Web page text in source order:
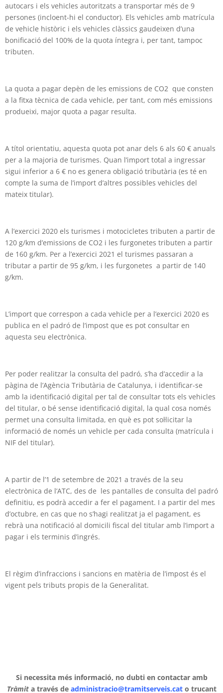
autocars i els vehicles autoritzats a transportar més de 9
persones (incloent-hi el conductor). Els vehicles amb matrícula
de vehicle històric i els vehicles clàssics gaudeixen d’una
bonificació del 100% de la quota íntegra i, per tant, tampoc
tributen.
La quota a pagar depèn de les emissions de CO2 que consten
a la fitxa tècnica de cada vehicle, per tant, com més emissions
produeixi, major quota a pagar resulta.
A títol orientatiu, aquesta quota pot anar dels 6 als 60 € anuals
per a la majoria de turismes. Quan l’import total a ingressar
sigui inferior a 6 € no es genera obligació tributària (es té en
compte la suma de l’import d’altres possibles vehicles del
mateix titular).
A l’exercici 2020 els turismes i motocicletes tributen a partir de
120 g/km d’emissions de CO2 i les furgonetes tributen a partir
de 160 g/km. Per a l’exercici 2021 el turismes passaran a
tributar a partir de 95 g/km, i les furgonetes a partir de 140
g/km.
L’import que correspon a cada vehicle per a l’exercici 2020 es
publica en el padró de l’impost que es pot consultar en
aquesta seu electrònica.
Per poder realitzar la consulta del padró, s’ha d’accedir a la
pàgina de l’Agència Tributària de Catalunya, i identificar-se
amb la identificació digital per tal de consultar tots els vehicles
del titular, o bé sense identificació digital, la qual cosa només
permet una consulta limitada, en què es pot sol·licitar la
informació de només un vehicle per cada consulta (matrícula i
NIF del titular).
A partir de l’1 de setembre de 2021 a través de la seu
electrònica de l’ATC, des de les pantalles de consulta del padró
definitiu, es podrà accedir a fer el pagament. I a partir del mes
d’octubre, en cas que no s’hagi realitzat ja el pagament, es
rebrà una notificació al domicili fiscal del titular amb l’import a
pagar i els terminis d’ingrés.
El règim d’infraccions i sancions en matèria de l’impost és el
vigent pels tributs propis de la Generalitat.
Si necessita més informació, no dubti en contactar amb
Tràmita través de administracio@tramitserveis.cato trucant